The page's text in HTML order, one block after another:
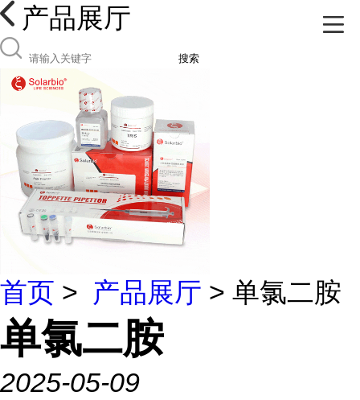
产品展厅
搜索
首页 > 产品展厅 > 单氯二胺
单氯二胺
2025-05-09